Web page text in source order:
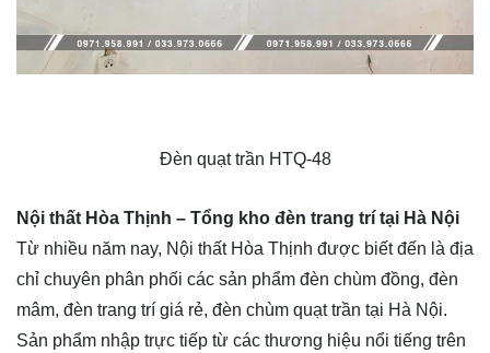
Đèn quạt trần HTQ-48
Nội thất Hòa Thịnh – Tổng kho đèn trang trí tại Hà Nội
Từ nhiều năm nay, Nội thất Hòa Thịnh được biết đến là địa
chỉ chuyên phân phối các sản phẩm đèn chùm đồng, đèn
mâm, đèn trang trí giá rẻ, đèn chùm quạt trần tại Hà Nội.
Sản phẩm nhập trực tiếp từ các thương hiệu nổi tiếng trên